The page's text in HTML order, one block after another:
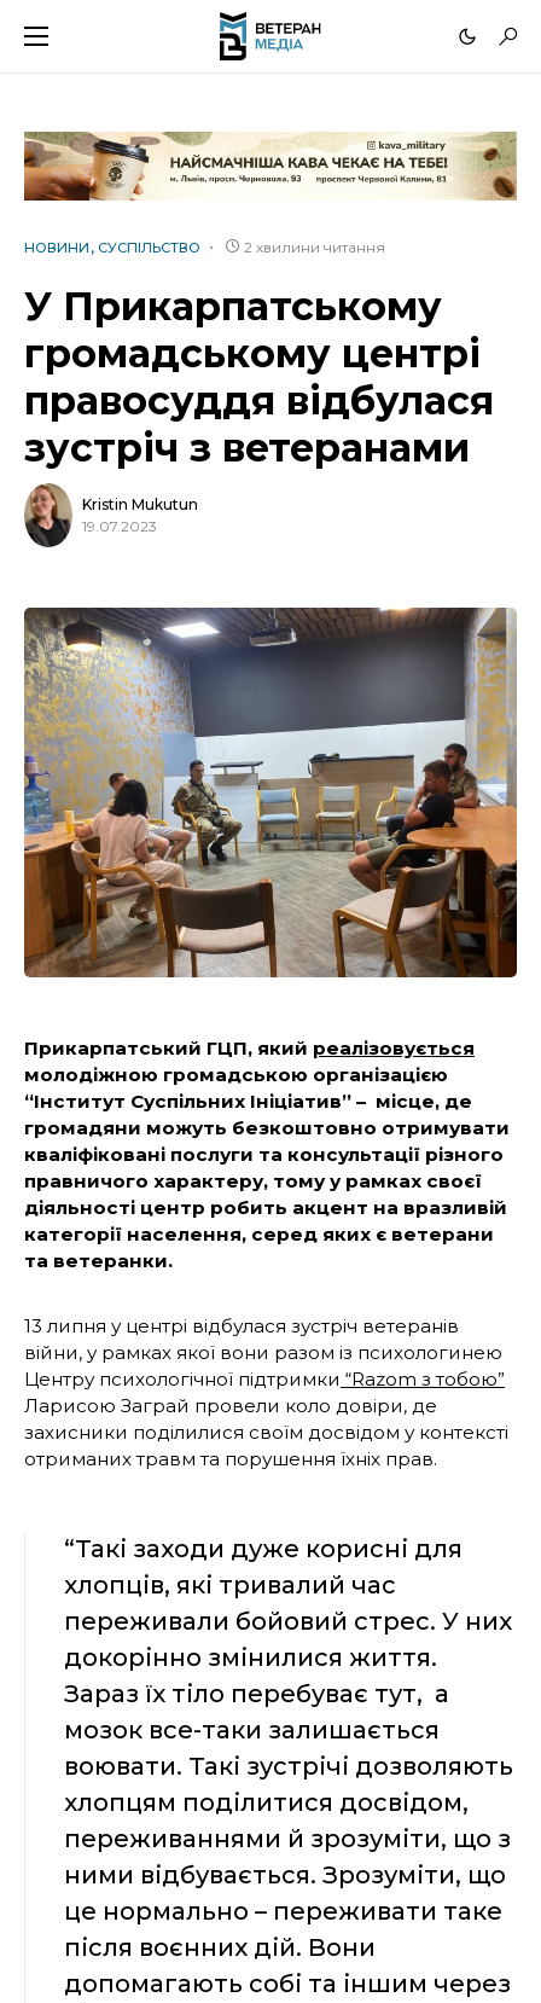
НОВИНИ СУСПІЛЬСТВО 2 хвилини читання
У Прикарпатському
громадському центрі
правосуддя відбулася
зустріч з ветеранами
Kristin Mukutun
19.07.2023
Прикарпатський ГЦП, який реалізовується
молодіжною громадською організацією
“Інститут Суспільних Ініціатив” – місце, де
громадяни можуть безкоштовно отримувати
кваліфіковані послуги та консультації різного
правничого характеру, тому у рамках своєї
діяльності центр робить акцент на вразливій
категорії населення, серед яких є ветерани
та ветеранки.
13 липня у центрі відбулася зустріч ветеранів
війни, у рамках якої вони разом із психологинею
Центру психологічної підтримки “Razom з тобою”
Ларисою Заграй провели коло довіри, де
захисники поділилися своїм досвідом у контексті
отриманих травм та порушення їхніх прав.
“Такі заходи дуже корисні для
хлопців, які тривалий час
переживали бойовий стрес. У них
докорінно змінилися життя.
Зараз їх тіло перебуває тут, а
мозок все-таки залишається
воювати. Такі зустрічі дозволяють
хлопцям поділитися досвідом,
переживаннями й зрозуміти, що з
ними відбувається. Зрозуміти, що
це нормально – переживати таке
після воєнних дій. Вони
допомагають собі та іншим через